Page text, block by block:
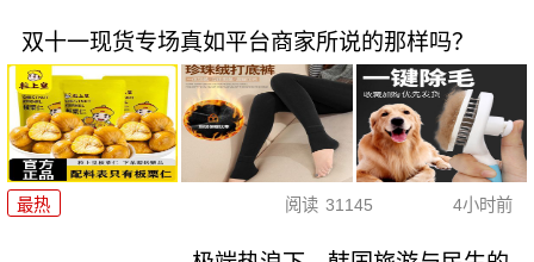
双十一现货专场真如平台商家所说的那样吗？
最热 阅读 31145 4小时前